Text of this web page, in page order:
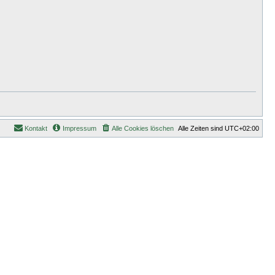
Alle Zeiten sind UTC+02:00
Alle Cookies löschen
Impressum
Kontakt